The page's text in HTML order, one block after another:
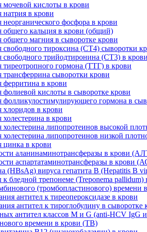
мочевой кислоты в крови
натрия в крови
фосфора в крови
общего кальция в крови (общий)
общего магния в сыворотке крови
свободного тироксина (СТ4) сыворотки
свободного трийодтиронина (СТ3) в крови
тиреотропного гормона (ТТГ) в крови
трансферрина сыворотки крови
ферритина в крови
фолиевой кислоты в сыворотке крови
фолликулостимулирующего гормона в
хлоридов в крови
в крови
холестерина липопротеинов высокой
липопротеинов низкой
цинка в крови
аланинаминотрансферазы в крови
аспартатаминотрансферазы в крови
(HBsAg) вируса гепатита B (Hepatitis B
к бледной трепонеме (Treponema pallidum)
(тромбопластинового)
антител к тиреопероксидазе в крови
антител к тироглобулину в сыворотке
антител классов M и G (anti-HCV IgG
времени в крови (ТВ)